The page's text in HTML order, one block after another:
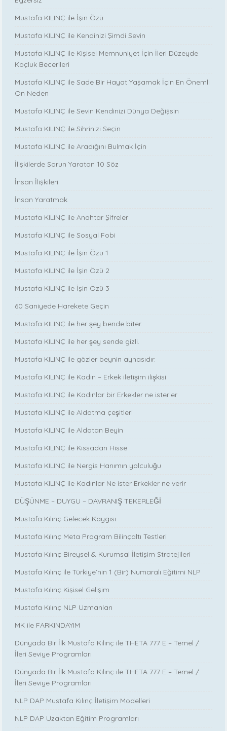
Mustafa KILINÇ ile İşin Özü
Mustafa KILINÇ ile Kendinizi Şimdi Sevin
Mustafa KILINÇ ile Kişisel Memnuniyet İçin İleri Düzeyde
Koçluk Becerileri
Mustafa KILINÇ ile Sade Bir Hayat Yaşamak İçin En Önemli
On Neden
Mustafa KILINÇ ile Sevin Kendinizi Dünya Değişsin
Mustafa KILINÇ ile Sihrinizi Seçin
Mustafa KILINÇ ile Aradığını Bulmak İçin
İlişkilerde Sorun Yaratan 10 Söz
İnsan İlişkileri
İnsan Yaratmak
Mustafa KILINÇ ile Anahtar Şifreler
Mustafa KILINÇ ile Sosyal Fobi
Mustafa KILINÇ ile İşin Özü 1
Mustafa KILINÇ ile İşin Özü 2
Mustafa KILINÇ ile İşin Özü 3
60 Saniyede Harekete Geçin
Mustafa KILINÇ ile her şey bende biter.
Mustafa KILINÇ ile her şey sende gizli.
Mustafa KILINÇ ile gözler beynin aynasıdır.
Mustafa KILINÇ ile Kadın – Erkek iletişim ilişkisi
Mustafa KILINÇ ile Kadınlar bir Erkekler ne isterler
Mustafa KILINÇ ile Aldatma çeşitleri
Mustafa KILINÇ ile Aldatan Beyin
Mustafa KILINÇ ile Kıssadan Hisse
Mustafa KILINÇ ile Nergis Hanımın yolculuğu
Mustafa KILINÇ ile Kadınlar Ne ister Erkekler ne verir
DÜŞÜNME – DUYGU – DAVRANIŞ TEKERLEĞİ
Mustafa Kılınç Gelecek Kaygısı
Mustafa Kılınç Meta Program Bilinçaltı Testleri
Mustafa Kılınç Bireysel & Kurumsal İletişim Stratejileri
Mustafa Kılınç ile Türkiye’nin 1 (Bir) Numaralı Eğitimi NLP
Mustafa Kılınç Kişisel Gelişim
Mustafa Kılınç NLP Uzmanları
MK ile FARKINDAYIM
Dünyada Bir İlk Mustafa Kılınç ile THETA 777 E – Temel /
İleri Seviye Programları
Dünyada Bir İlk Mustafa Kılınç ile THETA 777 E – Temel /
İleri Seviye Programları
NLP DAP Mustafa Kılınç İletişim Modelleri
NLP DAP Uzaktan Eğitim Programları